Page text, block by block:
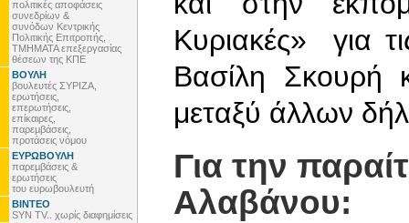
πολιτικές αποφάσεις
συνεδρίων &
συνόδων Κεντρικής
Πολιτικής Επιτροπής,
ΤΜΗΜΑΤΑ επεξεργασίας
θέσεων της ΚΠΕ
ΒΟΥΛΗ
βουλευτές ΣΥΡΙΖΑ,
ερωτήσεις,
επερωτήσεις,
επίκαιρες,
παρεμβάσεις,
προτάσεις νόμου
ΕΥΡΩΒΟΥΛΗ
παρεμβάσεις &
ερωτήσεις
του ευρωβουλευτή
ΒΙΝΤΕΟ
SYN TV.. χωρίς διαφημίσεις
Κυριακές» για
Βασίλη Σκουρή
μεταξύ άλλων
Για την
Αλαβάνου: